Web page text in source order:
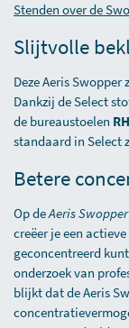
Stenden over de
Slijtvolle
Deze Aeris
Dankzij de Select
de bureaustoelen
standaard in Select
Betere
Op deAeris
creëer je een
geconcentreerd
onderzoek van
blijkt dat de Aeris